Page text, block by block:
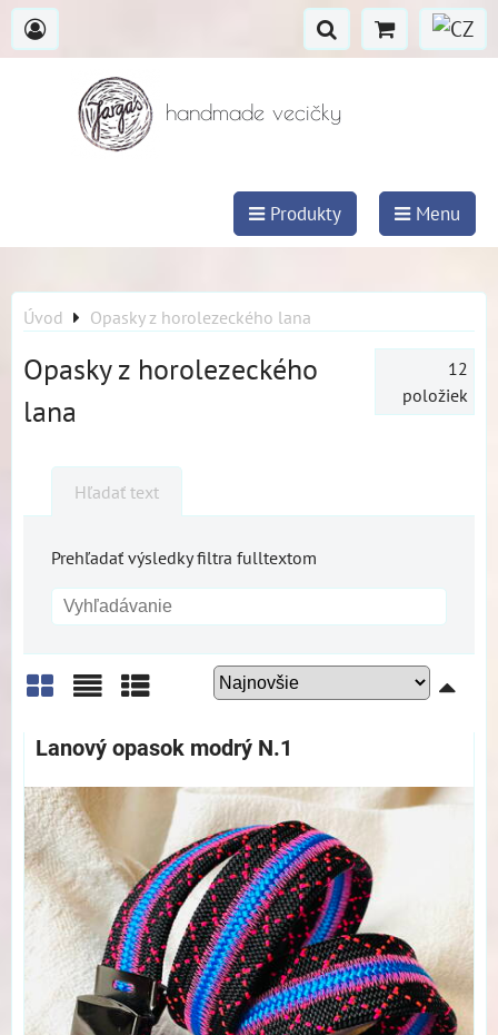
handmade vecičky
Produkty Menu
Úvod Opasky z horolezeckého lana
Opasky z horolezeckého
lana
12
položiek
Hľadať text
Prehľadať výsledky filtra fulltextom
Mriežka
Lanový opasok modrý N.1